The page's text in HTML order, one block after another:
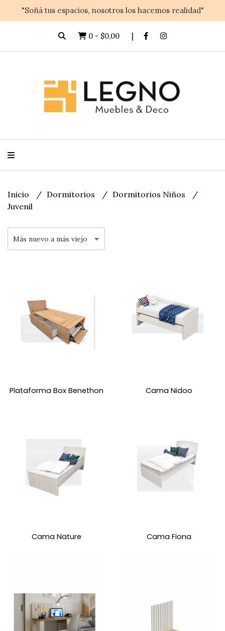
"Soñá tus espacios, nosotros los hacemos realidad"
0 - $0,00
Inicio Dormitorios
Dormitorios Niños
Juvenil
Plataforma Box Benethon Cama Nidoo
Cama Nature Cama Fiona